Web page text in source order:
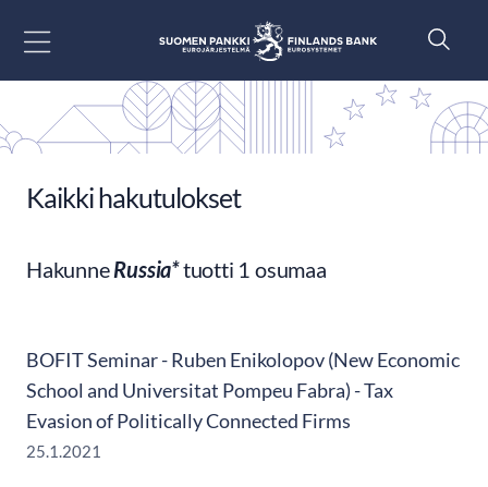
Kaikki hakutulokset
HakunneRussia*tuotti 1 osumaa
BOFIT Seminar - Ruben Enikolopov (New Economic
School and Universitat Pompeu Fabra) - Tax
Evasion of Politically Connected Firms
25.1.2021